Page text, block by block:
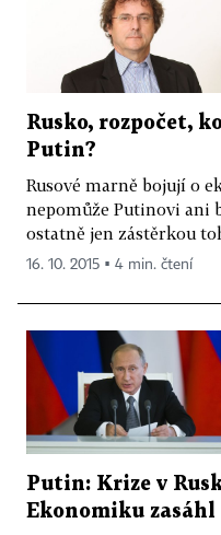
Rusko, rozpočet,
Putin?
Rusové marně bojují o
nepomůže Putinovi ani
ostatně jen zástěrkou
16. 10. 2015 ▪ 4 min. čtení
Putin: Krize v
Ekonomiku zasáhl